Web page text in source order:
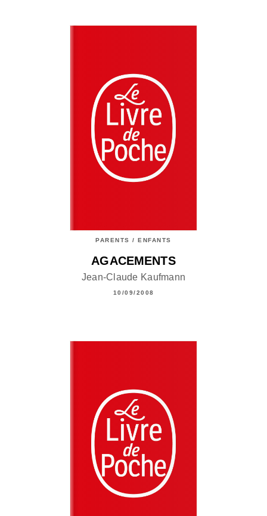
PARENTS / ENFANTS
AGACEMENTS
Jean-Claude Kaufmann
10/09/2008